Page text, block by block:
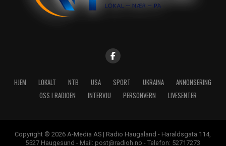
HJEM LOKALT NTB USA SPORT UKRAINA
ANNONSERING
OSS I RADIOEN
INTERVJU PERSONVERN LIVESENTER
Copyright © 2026 A-Media AS | Radio Haugaland - Haraldsgata 114,
5527 Haugesund - Mail: post@radioh.no - Telefon: 52717273